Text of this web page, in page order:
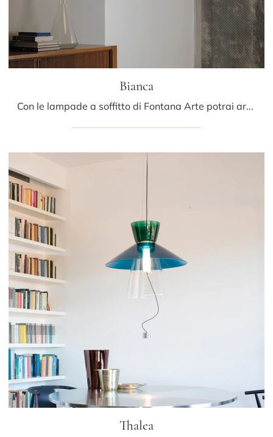
Bianca
Con le lampade a soffitto di Fontana Arte potrai arricchire i tuoi interni: clicca e scopri Bianca!
Thalea